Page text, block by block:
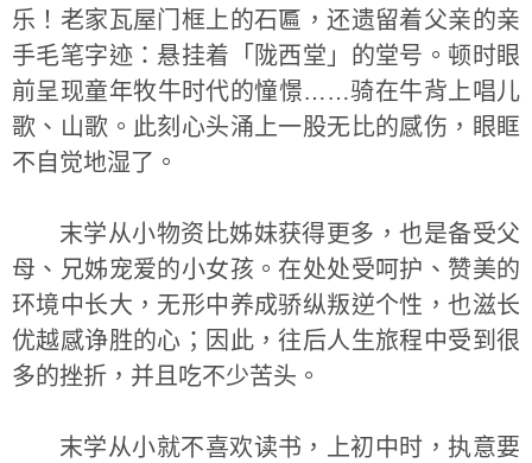
乐！老家瓦屋门框上的石匾，还遗留着父亲的亲
手毛笔字迹：悬挂着「陇西堂」的堂号。顿时眼
前呈现童年牧牛时代的憧憬……骑在牛背上唱儿
歌、山歌。此刻心头涌上一股无比的感伤，眼眶
不自觉地湿了。
末学从小物资比姊妹获得更多，也是备受父
母、兄姊宠爱的小女孩。在处处受呵护、赞美的
环境中长大，无形中养成骄纵叛逆个性，也滋长
优越感诤胜的心；因此，往后人生旅程中受到很
多的挫折，并且吃不少苦头。
末学从小就不喜欢读书，上初中时，执意要